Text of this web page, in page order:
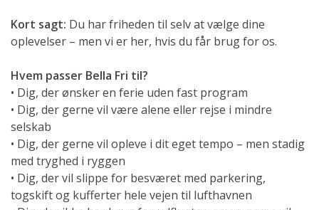
Kort sagt: Du har friheden til selv at vælge dine
oplevelser – men vi er her, hvis du får brug for os.
Hvem passer Bella Fri til?
• Dig, der ønsker en ferie uden fast program
• Dig, der gerne vil være alene eller rejse i mindre
selskab
• Dig, der gerne vil opleve i dit eget tempo – men stadig
med tryghed i ryggen
• Dig, der vil slippe for besværet med parkering,
togskift og kufferter hele vejen til lufthavnen